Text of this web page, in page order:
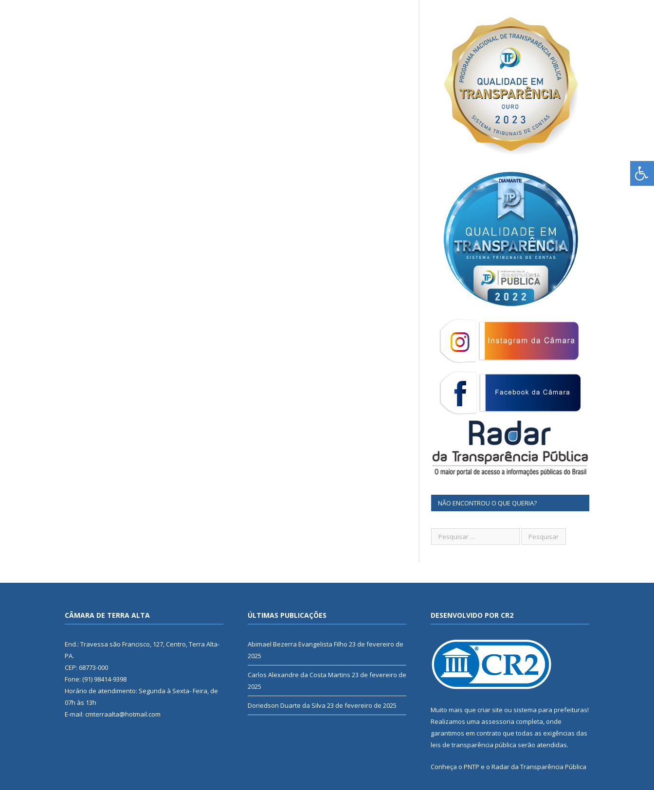
NÃO ENCONTROU O QUE QUERIA?
CÂMARA DE TERRA ALTA
End.: Travessa são Francisco, 127, Centro, Terra Alta-
PA.
CEP: 68773-000
Fone: (91) 98414-9398
Horário de atendimento: Segunda à Sexta- Feira, de
07h às 13h
E-mail: cmterraalta@hotmail.com
ÚLTIMAS PUBLICAÇÕES
Abimael Bezerra Evangelista Filho 23 de fevereiro de
2025
Carlos Alexandre da Costa Martins 23 de fevereiro de
2025
Doriedson Duarte da Silva 23 de fevereiro de 2025
DESENVOLVIDO POR CR2
Muito mais que criar site ou sistema para prefeituras!
Realizamos uma assessoria completa, onde
garantimos em contrato que todas as exigências das
leis de transparência pública serão atendidas.
Conheça o PNTP e o Radar da Transparência Pública